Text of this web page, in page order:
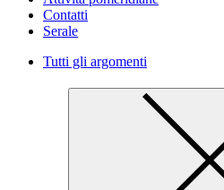
Contatti
Serale
Tutti gli argomenti